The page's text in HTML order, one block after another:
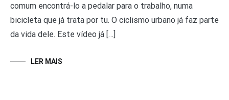
comum encontrá-lo a pedalar para o trabalho, numa
bicicleta que já trata por tu. O ciclismo urbano já faz parte
da vida dele. Este vídeo já […]
LER MAIS